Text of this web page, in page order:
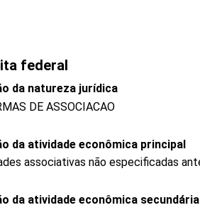
federal
da natureza jurídica
DE ASSOCIACAO
da atividade econômica principal
associativas não especificadas
da atividade econômica secundária